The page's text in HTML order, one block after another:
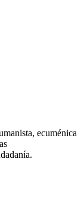
ecuménica